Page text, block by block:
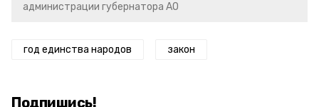
администрации губернатора АО
год единства народов закон
Подпишись!